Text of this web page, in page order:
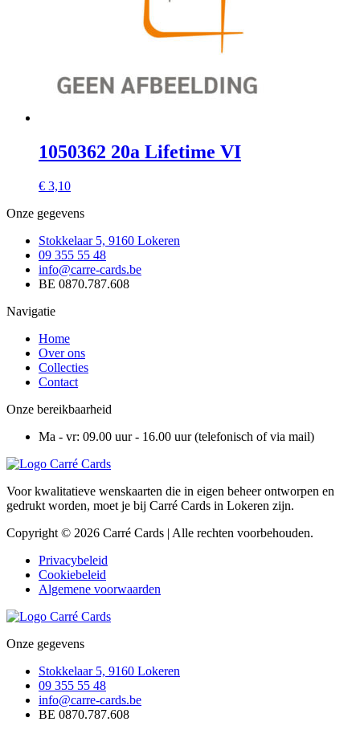
1050362 20a Lifetime VI
€ 3,10
Onze gegevens
Stokkelaar 5, 9160 Lokeren
09 355 55 48
info@carre-cards.be
BE 0870.787.608
Navigatie
Home
Over ons
Collecties
Contact
Onze bereikbaarheid
Ma - vr: 09.00 uur - 16.00 uur (telefonisch of via mail)
Voor kwalitatieve wenskaarten die in eigen beheer ontworpen en
gedrukt worden, moet je bij Carré Cards in Lokeren zijn.
Copyright © 2026 Carré Cards | Alle rechten voorbehouden.
Privacybeleid
Cookiebeleid
Algemene voorwaarden
Onze gegevens
Stokkelaar 5, 9160 Lokeren
09 355 55 48
info@carre-cards.be
BE 0870.787.608